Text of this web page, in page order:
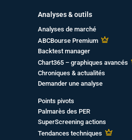
Analyses & outils
Analyses de marché
ABCBourse Premium
Backtest manager
Chart365 – graphiques avancés
Chroniques & actualités
Demander une analyse
Points pivots
Palmarès des PER
SuperScreening actions
Tendances techniques